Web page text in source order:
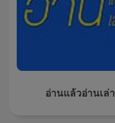
อ่านแล้วอ่านเล่า